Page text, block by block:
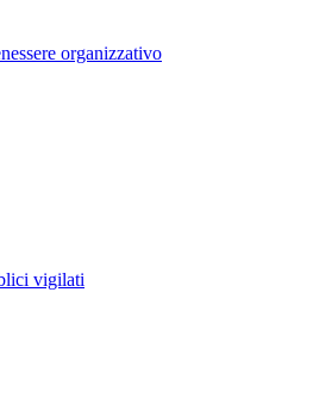
organizzativo
vigilati